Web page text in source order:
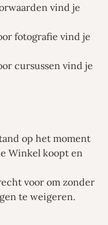
vind je
fotografie vind je
cursussen vind je
op het moment
Winkel koopt en
voor om zonder
te weigeren.